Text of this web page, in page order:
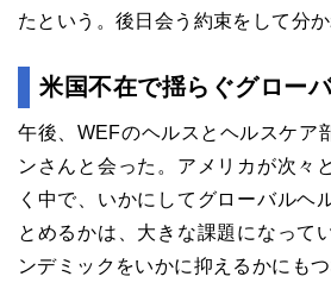
たという。後日会う約束をして分か
米国不在で揺らぐグロー
午後、WEFのヘルスとヘルスケア
ンさんと会った。アメリカが次々
く中で、いかにしてグローバルヘ
とめるかは、大きな課題になって
ンデミックをいかに抑えるかにもつ